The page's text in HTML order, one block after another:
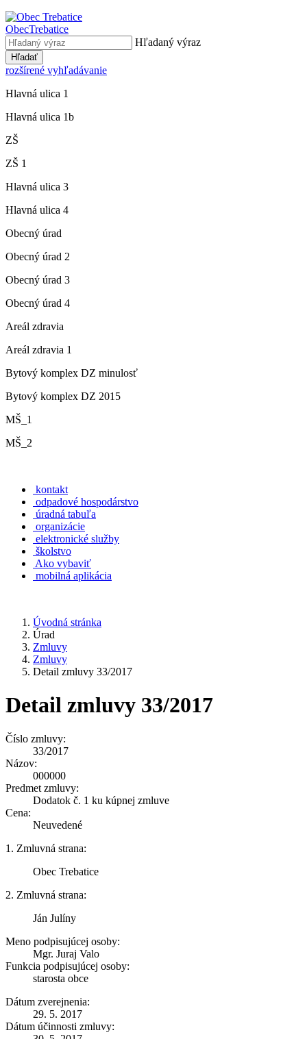
ObecTrebatice
Hľadaný výraz
Hľadať
rozšírené vyhľadávanie
Hlavná ulica 1
Hlavná ulica 1b
ZŠ
ZŠ 1
Hlavná ulica 3
Hlavná ulica 4
Obecný úrad
Obecný úrad 2
Obecný úrad 3
Obecný úrad 4
Areál zdravia
Areál zdravia 1
Bytový komplex DZ minulosť
Bytový komplex DZ 2015
MŠ_1
MŠ_2
kontakt
odpadové hospodárstvo
úradná tabuľa
organizácie
elektronické služby
školstvo
Ako vybaviť
mobilná aplikácia
Úvodná stránka
Úrad
Zmluvy
Zmluvy
Detail zmluvy 33/2017
Detail zmluvy 33/2017
Číslo zmluvy:
33/2017
Názov:
000000
Predmet zmluvy:
Dodatok č. 1 ku kúpnej zmluve
Cena:
Neuvedené
1. Zmluvná strana:
Obec Trebatice
2. Zmluvná strana:
Ján Julíny
Meno podpisujúcej osoby:
Mgr. Juraj Valo
Funkcia podpisujúcej osoby:
starosta obce
Dátum zverejnenia:
29. 5. 2017
Dátum účinnosti zmluvy: